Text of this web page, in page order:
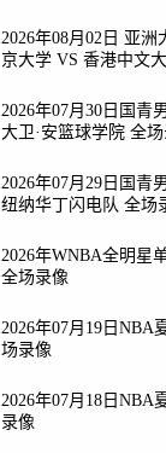
2026年08月02日 亚
京大学 VS 香港中文
2026年07月30日国青
大卫·安篮球学院 全
2026年07月29日国青
纽纳华丁闪电队 全场
2026年WNBA全明星
全场录像
2026年07月19日NBA
场录像
2026年07月18日NBA
录像